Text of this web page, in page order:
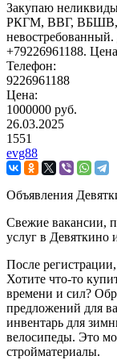
Закупаю
РКГМ, ВВГ, ВБШВ,
+79226961188.
Телефон:
9226961188
Цена:
1000000 руб.
26.03.2025
1551
evg88
Объявления
Свежие вакансии,
услуг в Девяткино
После
Хотите что-то
времени и сил?
предложений для
инвентарь для
велосипеды. Это
стройматериалы.